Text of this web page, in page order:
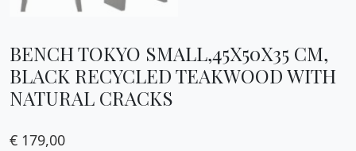
BENCH TOKYO SMALL,45X50X35 CM,
BLACK RECYCLED TEAKWOOD WITH
NATURAL CRACKS
€ 179,00